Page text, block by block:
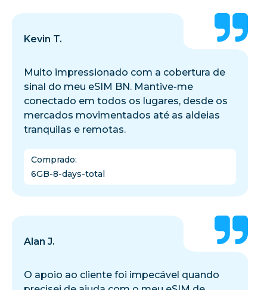
Kevin T.
Muito impressionado com a cobertura de
sinal do meu eSIM BN. Mantive-me
conectado em todos os lugares, desde os
mercados movimentados até as aldeias
tranquilas e remotas.
Comprado:
6GB-8-days-total
Alan J.
O apoio ao cliente foi impecável quando